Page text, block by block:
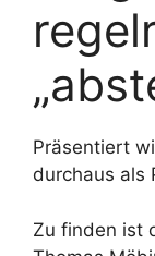
Präsentiert
durchaus als
Zu finden ist